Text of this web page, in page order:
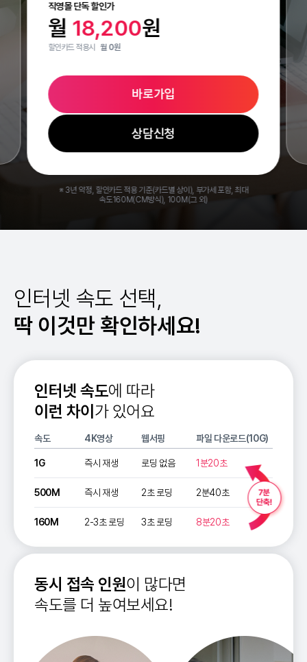
직영몰 단독 할인가
월 18,200원
할인카드 적용시 월 0원
바로가입
상담신청
※ 3년 약정, 할인카드 적용 기준(카드별 상이), 부가세 포함, 최대
속도160M(CM방식), 100M(그 외)
인터넷 속도 선택,
딱 이것만 확인하세요!
인터넷 속도에 따라
이런 차이 가 있어요
속도 4K영상 웹서핑 파일 다운로드(10G)
1G 즉시 재생 로딩 없음 1분20초
500M 즉시 재생 2초 로딩 2분40초
160M 2-3초 로딩 3초 로딩 8분20초
동시 접속 인원이 많다면
속도를 더 높여보세요!